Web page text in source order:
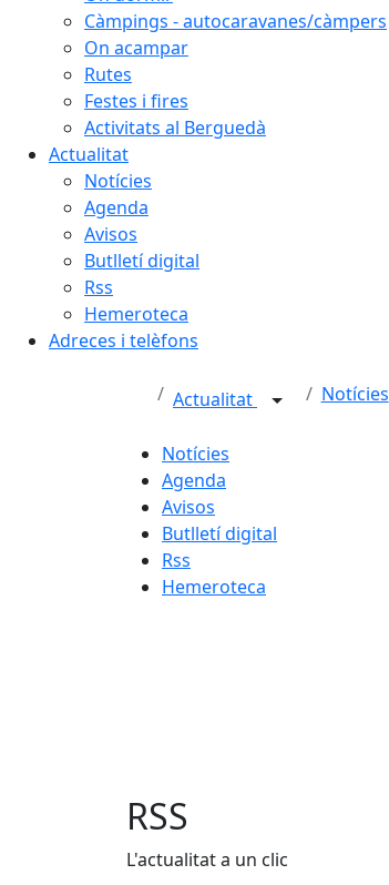
Càmpings - autocaravanes/càmpers
On acampar
Rutes
Festes i fires
Activitats al Berguedà
Actualitat
Notícies
Agenda
Avisos
Butlletí digital
Rss
Hemeroteca
Adreces i telèfons
Actualitat Notícies
Notícies
Agenda
Avisos
Butlletí digital
Rss
Hemeroteca
RSS
L'actualitat a un clic